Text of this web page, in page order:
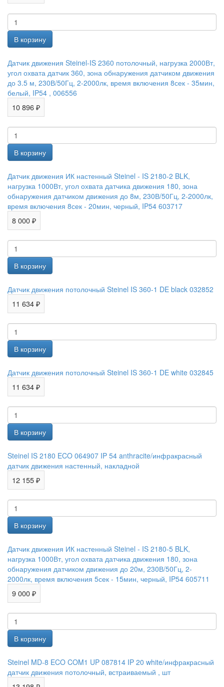
Датчик движения Steinel-IS 2360 потолочный, нагрузка 2000Вт,
угол охвата датчик 360, зона обнаружения датчиком движения
до 3.5 м, 230В/50Гц, 2-2000лк, время включения 8сек - 35мин,
белый, IP54 , 006556
10 896 ₽
Датчик движения ИК настенный Steinel - IS 2180-2 BLK,
нагрузка 1000Вт, угол охвата датчика движения 180, зона
обнаружения датчиком движения до 8м, 230В/50Гц, 2-2000лк,
время включения 8сек - 20мин, черный, IP54 603717
8 000 ₽
Датчик движения потолочный Steinel IS 360-1 DE black 032852
11 634 ₽
Датчик движения потолочный Steinel IS 360-1 DE white 032845
11 634 ₽
Steinel IS 2180 ECO 064907 IP 54 anthracite/инфракрасный
датчик движения настенный, накладной
12 155 ₽
Датчик движения ИК настенный Steinel - IS 2180-5 BLK,
нагрузка 1000Вт, угол охвата датчика движения 180, зона
обнаружения датчиком движения до 20м, 230В/50Гц, 2-
2000лк, время включения 5сек - 15мин, черный, IP54 605711
9 000 ₽
Steinel MD-8 ECO COM1 UP 087814 IP 20 white/инфракрасный
датчик движения потолочный, встраиваемый , шт